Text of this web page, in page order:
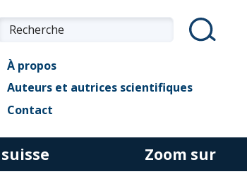
À propos
Auteurs et autrices scientifiques
Contact
Zoom sur